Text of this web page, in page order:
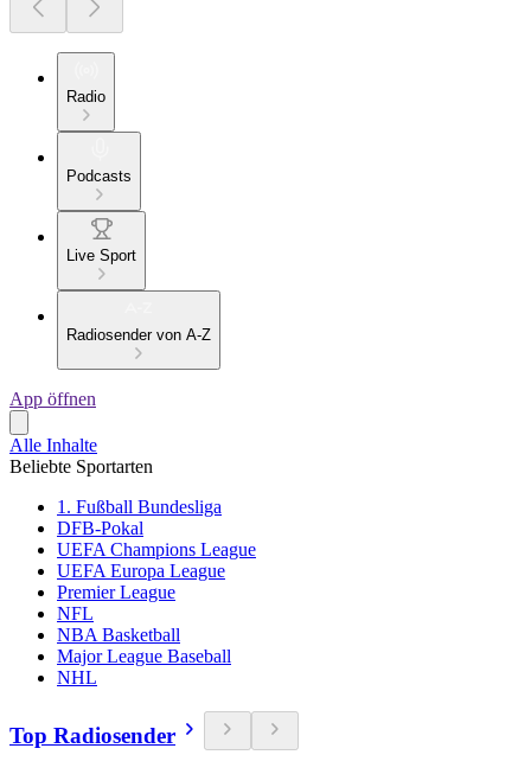
Radio
Podcasts
Live Sport
Radiosender von A-Z
App öffnen
Alle Inhalte
Beliebte Sportarten
1. Fußball Bundesliga
DFB-Pokal
UEFA Champions League
UEFA Europa League
Premier League
NFL
NBA Basketball
Major League Baseball
NHL
Top Radiosender